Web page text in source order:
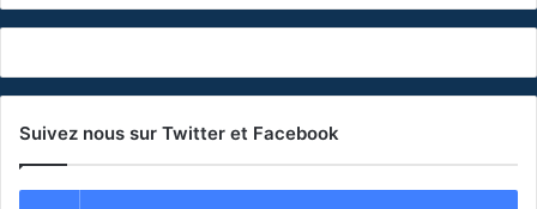
Suivez nous sur Twitter et Facebook